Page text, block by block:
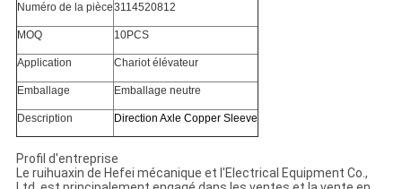
Numéro de la pièce3114520812
MOQ 10PCS
Application Chariot élévateur
Emballage Emballage neutre
Description Direction Axle Copper Sleeve
Profil d'entreprise
Le ruihuaxin de Hefei mécanique et l'Electrical Equipment Co.,